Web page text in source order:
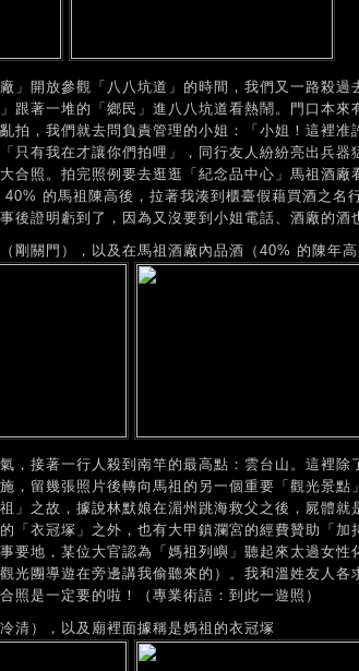
」開放參觀「八八坑道」的時間，我們又一路殺過
跟著一堆的「鄉民」進八八坑道看熱鬧。門口本來
拍，我們就去問負責管理的小姐：「小姐！這裡准
只有我在才讓你們拍哩」，同行友人紛紛亮出兵器
合照。拍完照例要去逛逛「紀念品中心」馬祖酒
的馬祖陳高後，拉著我湊到櫃臺假藉買酒之名
後證明虧到了，因為又沒要到小姐電話、酒廠的酒
剛關門），以及在馬祖酒廠內品酒（40% 的陳年高
，接著一行人殺到南竿的最高點：雲台山。這裡除
，留幾張照片後轉向馬祖的另一個重要「觀光景點
」之故，據說林默娘在湄州跳海救父之後，屍體就
「衣冠塚」之外，也有大甲鎮瀾宮的經費贊助「
要地，某位大官認為「媽祖列嶼」聽起來太過女性
光團導遊在旁邊講我偷聽來的）。我和溫姓友人各
照是一定要的啦！（專業術語：到此一遊照）
清），以及廟裡面據稱是媽祖的衣冠塚